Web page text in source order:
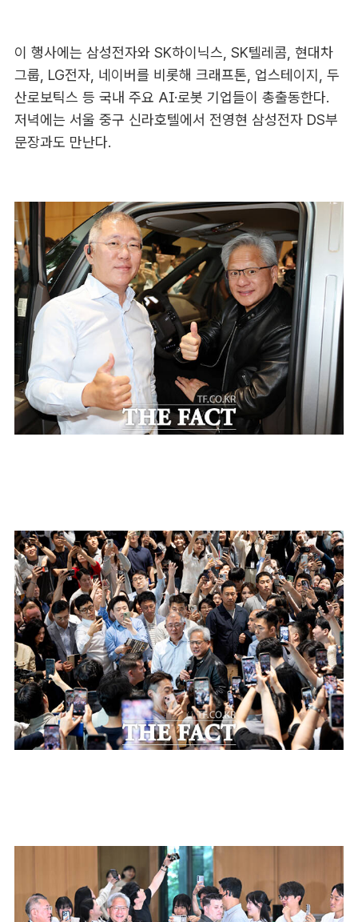
이 행사에는 삼성전자와 SK하이닉스, SK텔레콤, 현대차
그룹, LG전자, 네이버를 비롯해 크래프톤, 업스테이지, 두
산로보틱스 등 국내 주요 AI·로봇 기업들이 총출동한다.
저녁에는 서울 중구 신라호텔에서 전영현 삼성전자 DS부
문장과도 만난다.